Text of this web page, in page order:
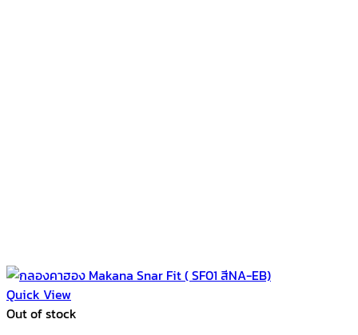
Quick View
Out of stock